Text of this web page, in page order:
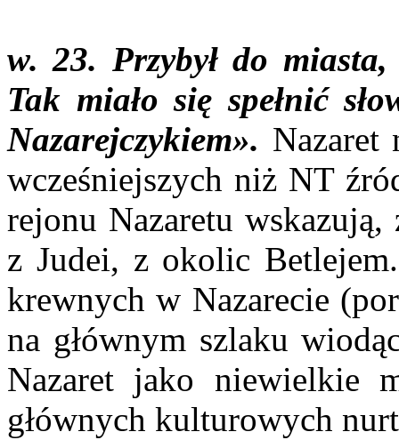
w. 23. Przybył do
Tak miało się spełnić
Nazarejczykiem».
wcześniejszych niż NT
rejonu Nazaretu
z Judei, z okolic
krewnych w Nazarecie
na głównym szlaku
Nazaret jako niewielkie
głównych kulturowych